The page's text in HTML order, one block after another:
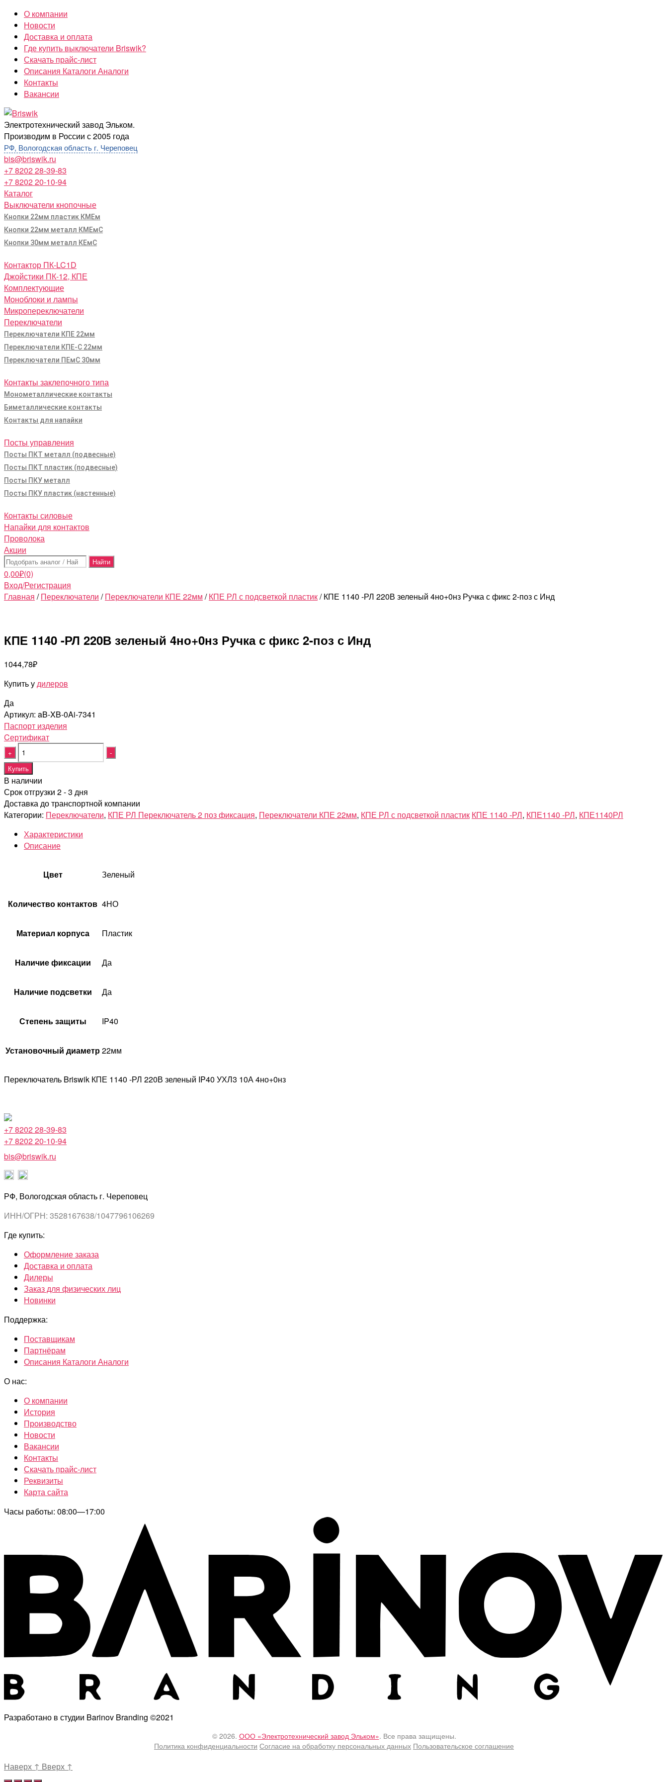
Перейти
содержимому
О компании
Новости
Доставка и оплата
Где купить выключатели Briswik?
Скачать прайс-лист
Описания Каталоги Аналоги
Контакты
Вакансии
Briswik
Электротехнический завод Эльком.
Производим в России с 2005 года
РФ, Вологодская область г. Череповец
bis@briswik.ru
+7 8202 28-39-83
+7 8202 20-10-94
Каталог
Выключатели кнопочные
Кнопки 22мм пластик КМЕм
Кнопки 22мм металл КМЕмС
Кнопки 30мм металл КЕмС
Контактор ПК-LC1D
Джойстики ПК-12, КПЕ
Комплектующие
Моноблоки и лампы
Микропереключатели
Переключатели
Переключатели КПЕ 22мм
Переключатели КПЕ-С 22мм
Переключатели ПЕмС 30мм
Контакты заклепочного типа
Монометаллические контакты
Биметаллические контакты
Контакты для напайки
Посты управления
Посты ПКТ металл (подвесные)
Посты ПКТ пластик (подвесные)
Посты ПКУ металл
Посты ПКУ пластик (настенные)
Контакты силовые
Напайки для контактов
Проволока
Акции
Поиск:
0,00₽(0)
Вход/Регистрация
Главная /Переключатели /Переключатели КПЕ 22мм /КПЕ РЛ с подсветкой пластик/ КПЕ 1140 -РЛ 220В зеленый 4но+0нз Ручка с фикс 2-поз с Инд
КПЕ 1140 -РЛ 220В зеленый 4но+0нз Ручка с фикс 2-поз с Инд
1044,78₽
Купить удилеров
Да
Артикул: aB-XB-0Ai-7341
Паспорт изделия
Cертификат
Quantity
Купить
В наличии
Срок отгрузки 2 - 3 дня
Доставка до транспортной компании
Категории: Переключатели, КПЕ РЛ Переключатель 2 поз фиксация, Переключатели КПЕ 22мм, КПЕ РЛ с подсветкой пластик КПЕ 1140 -РЛ, КПЕ1140 -РЛ, КПЕ1140РЛ
Характеристики
Описание
Цвет Зеленый
Количество контактов 4НО
Материал корпуса Пластик
Наличие фиксации Да
Наличие подсветки Да
Степень защиты IP40
Установочный диаметр22мм
Переключатель Briswik КПЕ 1140 -РЛ 220В зеленый IP40 УХЛ3 10А 4но+0нз
+7 8202 28-39-83
+7 8202 20-10-94
bis@briswik.ru
РФ, Вологодская область г. Череповец
ИНН/ОГРН: 3528167638/1047796106269
Где купить:
Оформление заказа
Доставка и оплата
Дилеры
Заказ для физических лиц
Новинки
Поддержка:
Поставщикам
Партнёрам
Описания Каталоги Аналоги
О нас:
О компании
История
Производство
Новости
Вакансии
Контакты
Скачать прайс-лист
Реквизиты
Карта сайта
Часы работы: 08:00—17:00
Разработано в студии Barinov Branding ©2021
© 2026. ООО «Электротехнический завод Эльком». Все права защищены.
Политика конфиденциальности Согласие на обработку персональных данных Пользовательское соглашение
Наверх ↑ Вверх ↑